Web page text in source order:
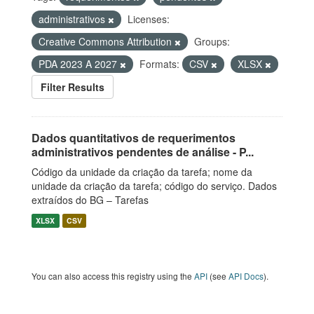
administrativos
Licenses:
Creative Commons Attribution
Groups:
PDA 2023 A 2027
Formats: CSV
XLSX
Filter Results
Dados quantitativos de requerimentos
administrativos pendentes de análise - P...
Código da unidade da criação da tarefa; nome da
unidade da criação da tarefa; código do serviço. Dados
extraídos do BG – Tarefas
XLSX CSV
You can also access this registry using the API (see API Docs).